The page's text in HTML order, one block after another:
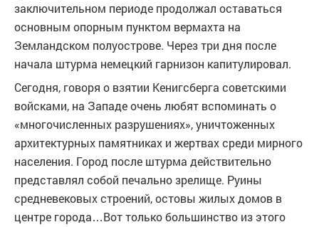
заключительном периоде продолжал оставаться
основным опорным пунктом вермахта на
Земландском полуострове. Через три дня после
начала штурма немецкий гарнизон капитулировал.
Сегодня, говоря о взятии Кенигсберга советскими
войсками, на Западе очень любят вспоминать о
«многочисленных разрушениях», уничтоженных
архитектурных памятниках и жертвах среди мирного
населения. Город после штурма действительно
представлял собой печально зрелище. Руины
средневековых строений, остовы жилых домов в
центре города…Вот только большинство из этого